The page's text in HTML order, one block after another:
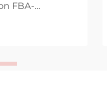
FBA-
het
aan